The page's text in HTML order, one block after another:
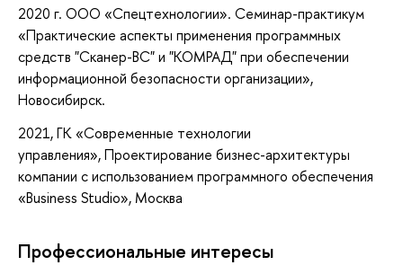
2020 г. ООО «Спецтехнологии». Семинар-практикум
«Практические аспекты применения программных
средств "Сканер-ВС" и "КОМРАД" при обеспечении
информационной безопасности организации»,
Новосибирск.
2021, ГК «Современные технологии
управления», Проектирование бизнес-архитектуры
компании с использованием программного обеспечения
«Business Studio», Москва
Профессиональные интересы